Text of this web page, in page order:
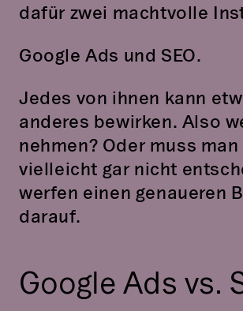
dafür zwei machtvolle
Google Ads und SEO.
Jedes von ihnen kann
anderes bewirken. Also
nehmen? Oder muss
vielleicht gar nicht
werfen einen genaueren
darauf.
Google Ads vs.